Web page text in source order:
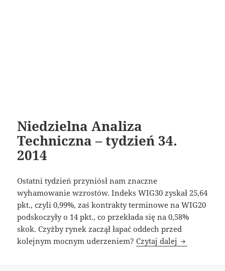
Niedzielna Analiza
Techniczna – tydzień 34.
2014
Ostatni tydzień przyniósł nam znaczne
wyhamowanie wzrostów. Indeks WIG30 zyskał 25,64
pkt., czyli 0,99%, zaś kontrakty terminowe na WIG20
podskoczyły o 14 pkt., co przekłada się na 0,58%
skok. Czyżby rynek zaczął łapać oddech przed
kolejnym mocnym uderzeniem?Czytaj dalej Niedzielna